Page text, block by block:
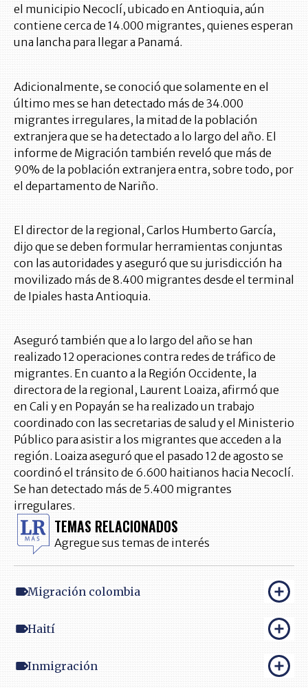
el municipio Necoclí, ubicado en Antioquia, aún
contiene cerca de 14.000 migrantes, quienes esperan
una lancha para llegar a Panamá.
Adicionalmente, se conoció que solamente en el
último mes se han detectado más de 34.000
migrantes irregulares, la mitad de la población
extranjera que se ha detectado a lo largo del año. El
informe de Migración también reveló que más de
90% de la población extranjera entra, sobre todo, por
el departamento de Nariño.
El director de la regional, Carlos Humberto García,
dijo que se deben formular herramientas conjuntas
con las autoridades y aseguró que su jurisdicción ha
movilizado más de 8.400 migrantes desde el terminal
de Ipiales hasta Antioquia.
Aseguró también que a lo largo del año se han
realizado 12 operaciones contra redes de tráfico de
migrantes. En cuanto a la Región Occidente, la
directora de la regional, Laurent Loaiza, afirmó que
en Cali y en Popayán se ha realizado un trabajo
coordinado con las secretarias de salud y el Ministerio
Público para asistir a los migrantes que acceden a la
región. Loaiza aseguró que el pasado 12 de agosto se
coordinó el tránsito de 6.600 haitianos hacia Necoclí.
Se han detectado más de 5.400 migrantes
irregulares.
TEMAS RELACIONADOS
Agregue sus temas de interés
Migración colombia
Haití
Inmigración